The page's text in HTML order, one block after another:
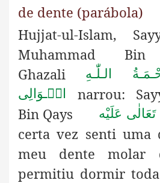
de dente (parábola)
Hujjat-ul-Islam,
Muhammad Bin
Ghazali
الـلّٰـهِ
الۡـوَالِی
narrou:
Bin Qays
عَلَيْه
certa vez senti uma
meu dente molar
permitiu dormir